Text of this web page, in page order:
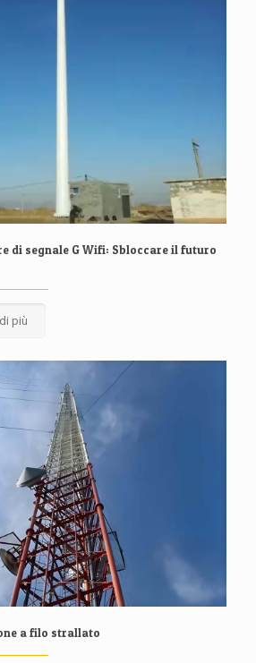
di segnale G Wifi: Sbloccare il futuro
più
a filo strallato